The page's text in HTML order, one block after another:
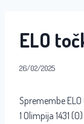
ELO
26/02/2025
Spremembe
1 Olimpija 1431 (0)